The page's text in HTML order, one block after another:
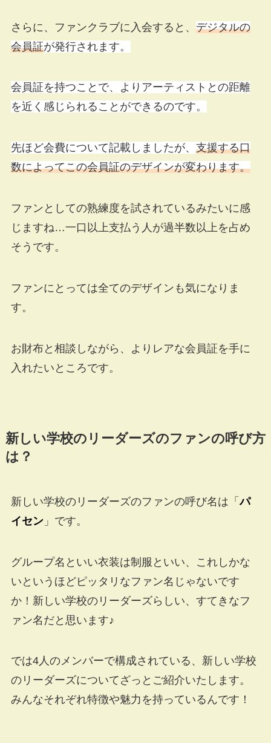
さらに、ファンクラブに入会すると、 デジタルの
会員証が発行されます。
会員証を持つことで、よりアーティストとの距離
を近く感じられることができるのです。
先ほど会費について記載しましたが、 支援する口
数によってこの会員証のデザインが変わります。
ファンとしての熟練度を試されているみたいに感
じますね…一口以上支払う人が過半数以上を占め
そうです。
ファンにとっては全てのデザインも気になりま
す。
お財布と相談しながら、よりレアな会員証を手に
入れたいところです。
新しい学校のリーダーズのファンの呼び方
は？
新しい学校のリーダーズのファンの呼び名は「パ
イセン」です。
グループ名といい衣装は制服といい、これしかな
いというほどピッタリなファン名じゃないです
か！新しい学校のリーダーズらしい、すてきなフ
ァン名だと思います♪
では4人のメンバーで構成されている、新しい学校
のリーダーズについてざっとご紹介いたします。
みんなそれぞれ特徴や魅力を持っているんです！